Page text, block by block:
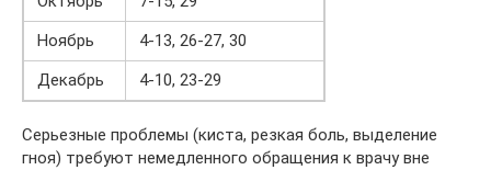
Ноябрь
4-13, 26-27, 30
Декабрь
4-10, 23-29
Серьезные проблемы (киста, резкая боль, выделение
гноя) требуют немедленного обращения к врачу вне